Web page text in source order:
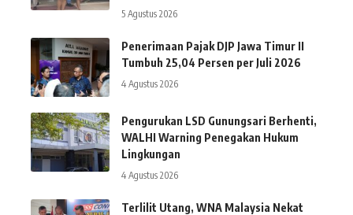
5 Agustus 2026
Penerimaan Pajak DJP Jawa Timur II
Tumbuh 25,04 Persen per Juli 2026
4 Agustus 2026
Pengurukan LSD Gunungsari Berhenti,
WALHI Warning Penegakan Hukum
Lingkungan
4 Agustus 2026
Terlilit Utang, WNA Malaysia Nekat